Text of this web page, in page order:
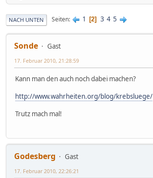
NACH UNTEN Seiten 1 2 3 4 5
Sonde
Gast
17. Februar 2010, 21:28:59
Kann man den auch noch dabei machen?
http://www.wahrheiten.org/blog/krebsluege/
Trutz mach mal!
Godesberg
Gast
17. Februar 2010, 22:26:21